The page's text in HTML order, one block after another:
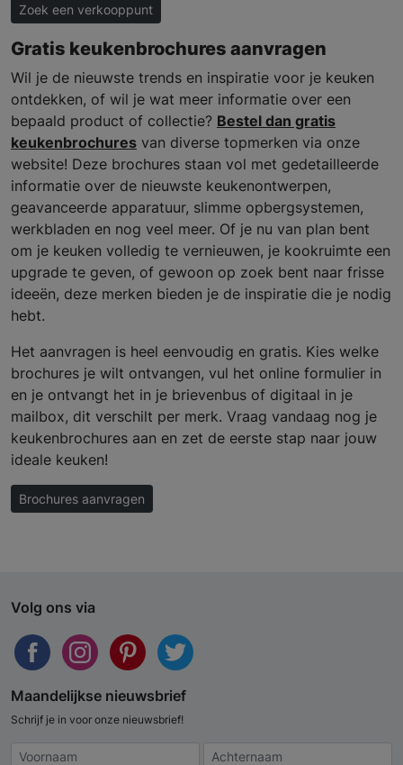
Zoek een verkooppunt
Gratis keukenbrochures aanvragen
Wil je de nieuwste trends en inspiratie voor je keuken
ontdekken, of wil je wat meer informatie over een
bepaald product of collectie? Bestel dan gratis
keukenbrochures van diverse topmerken via onze
website! Deze brochures staan vol met gedetailleerde
informatie over de nieuwste keukenontwerpen,
geavanceerde apparatuur, slimme opbergsystemen,
werkbladen en nog veel meer. Of je nu van plan bent
om je keuken volledig te vernieuwen, je kookruimte een
upgrade te geven, of gewoon op zoek bent naar frisse
ideeën, deze merken bieden je de inspiratie die je nodig
hebt.
Het aanvragen is heel eenvoudig en gratis. Kies welke
brochures je wilt ontvangen, vul het online formulier in
en je ontvangt het in je brievenbus of digitaal in je
mailbox, dit verschilt per merk. Vraag vandaag nog je
keukenbrochures aan en zet de eerste stap naar jouw
ideale keuken!
Brochures aanvragen
Volg ons via
Maandelijkse nieuwsbrief
Schrijf je in voor onze nieuwsbrief!